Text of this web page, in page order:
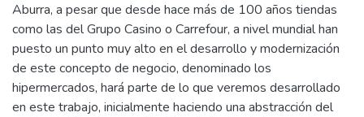
Aburra, a pesar que desde hace más de 100 años tiendas
como las del Grupo Casino o Carrefour, a nivel mundial han
puesto un punto muy alto en el desarrollo y modernización
de este concepto de negocio, denominado los
hipermercados, hará parte de lo que veremos desarrollado
en este trabajo, inicialmente haciendo una abstracción del